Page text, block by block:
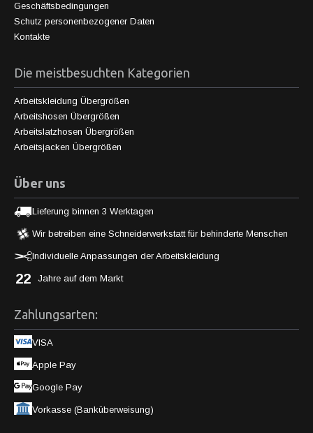
Geschäftsbedingungen
Schutz personenbezogener Daten
Kontakte
Die meistbesuchten Kategorien
Arbeitskleidung Übergrößen
Arbeitshosen Übergrößen
Arbeitslatzhosen Übergrößen
Arbeitsjacken Übergrößen
Über uns
Lieferung binnen 3 Werktagen
Wir betreiben eine Schneiderwerkstatt für behinderte Menschen
Individuelle Anpassungen der Arbeitskleidung
22 Jahre auf dem Markt
Zahlungsarten:
VISA
Apple Pay
Google Pay
Vorkasse (Banküberweisung)